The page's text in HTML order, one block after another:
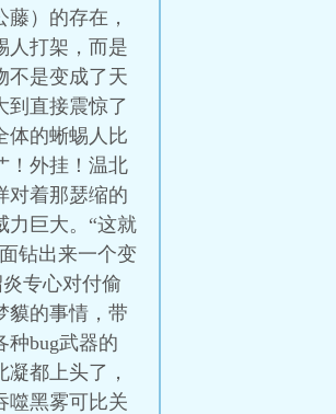
）的存在，
人打架，而是
不是变成了天
到直接震惊了
体的蜥蜴人比
！外挂！温北
对着那瑟缩的
力巨大。“这就
钻出来一个变
专心对付偷
貘的事情，带
bug武器的
都上头了，
噬黑雾可比关